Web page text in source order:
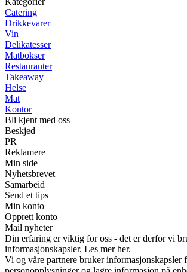
Catering
Drikkevarer
Vin
Delikatesser
Matbokser
Restauranter
Takeaway
Helse
Mat
Kontor
Bli kjent med oss
Beskjed
PR
Reklamere
Min side
Nyhetsbrevet
Samarbeid
Send et tips
Min konto
Opprett konto
Mail nyheter
Din erfaring er viktig for oss - det er derfor vi
informasjonskapsler. Les mer her.
Vi og våre partnere bruker informasjonskapsler